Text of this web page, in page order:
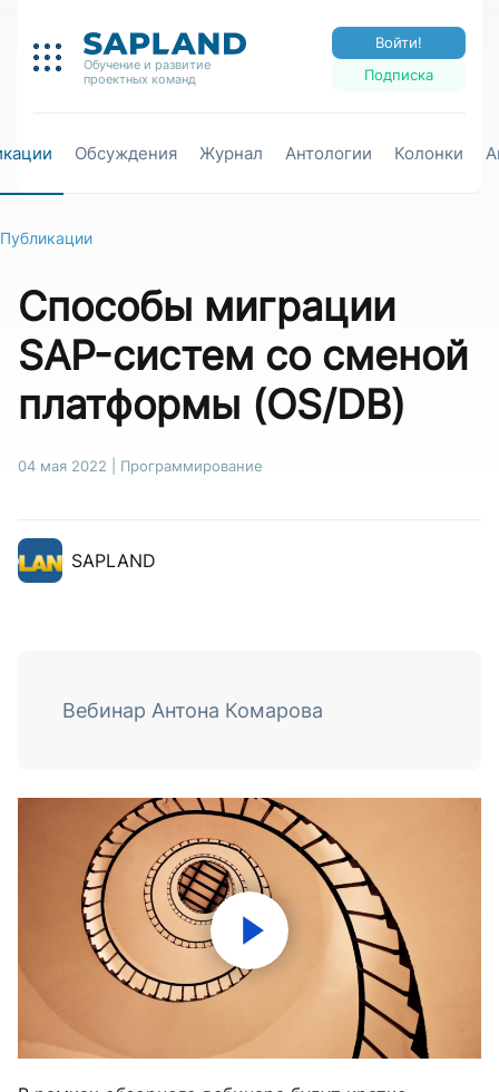
Обучение и развитие
проектных команд
Подписка
Войти!
Обсуждения Журнал Антологии Колонки
Публикации
Способы миграции
SAP-систем со сменой
платформы (OS/DB)
04 мая 2022 Программирование
SAPLAND
Вебинар Антона Комарова